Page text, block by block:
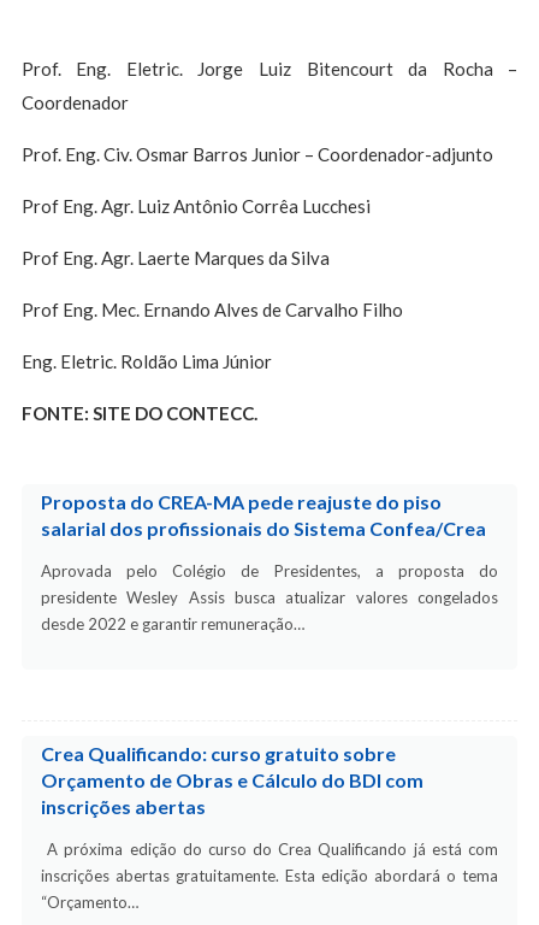
Prof. Eng. Eletric. Jorge Luiz Bitencourt da Rocha –
Coordenador
Prof. Eng. Civ. Osmar Barros Junior – Coordenador-adjunto
Prof Eng. Agr. Luiz Antônio Corrêa Lucchesi
Prof Eng. Agr. Laerte Marques da Silva
Prof Eng. Mec. Ernando Alves de Carvalho Filho
Eng. Eletric. Roldão Lima Júnior
FONTE: SITE DO CONTECC.
Proposta do CREA-MA pede reajuste do piso
salarial dos profissionais do Sistema Confea/Crea
Aprovada pelo Colégio de Presidentes, a proposta do
presidente Wesley Assis busca atualizar valores congelados
desde 2022 e garantir remuneração…
Crea Qualificando: curso gratuito sobre
Orçamento de Obras e Cálculo do BDI com
inscrições abertas
A próxima edição do curso do Crea Qualificando já está com
inscrições abertas gratuitamente. Esta edição abordará o tema
“Orçamento…